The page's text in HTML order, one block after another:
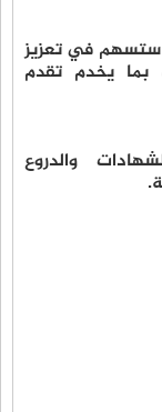
ستسهم في تعزيز
بما يخدم تقدم
والدروع